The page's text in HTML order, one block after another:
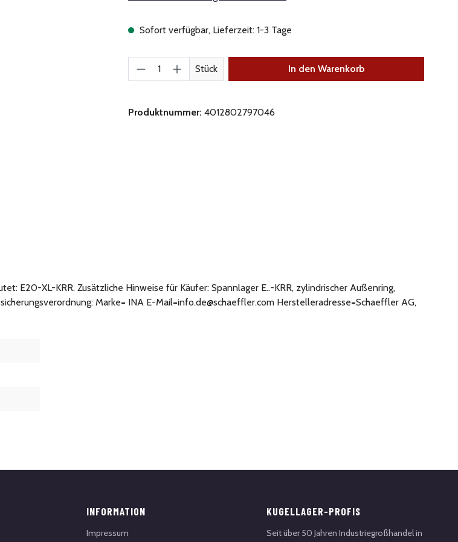
Sofort verfügbar, Lieferzeit: 1-3 Tage
Produkt Anzahl: Gib den gewünschten Wert ein oder
Stück In den Warenkorb
Produktnummer: 4012802797046
E20-XL-KRR. Zusätzliche Hinweise für Käufer: Spannlager E..-KRR, zylindrischer Außenring,
Marke= INA E-Mail=info.de@schaeffler.com Herstelleradresse=Schaeffler AG,
INFORMATION
Impressum
KUGELLAGER-PROFIS
Seit über 50 Jahren Industriegroßhandel in